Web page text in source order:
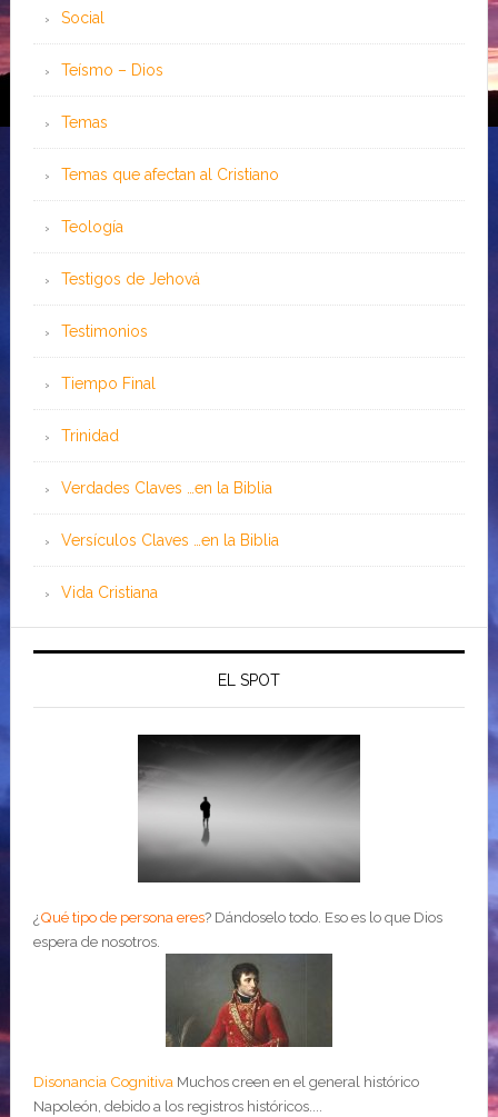
Social
Teísmo – Dios
Temas
Temas que afectan al Cristiano
Teología
Testigos de Jehová
Testimonios
Tiempo Final
Trinidad
Verdades Claves …en la Biblia
Versículos Claves …en la Biblia
Vida Cristiana
EL SPOT
¿Qué tipo de persona eres? Dándoselo todo. Eso es lo que Dios
espera de nosotros.
Disonancia Cognitiva Muchos creen en el general histórico
Napoleón, debido a los registros históricos....